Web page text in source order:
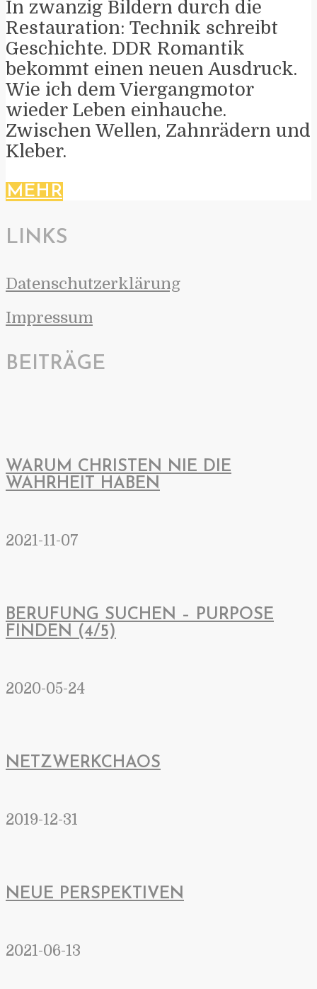
In zwanzig Bildern durch die
Restauration: Technik schreibt
Geschichte. DDR Romantik
bekommt einen neuen Ausdruck.
Wie ich dem Viergangmotor
wieder Leben einhauche.
Zwischen Wellen, Zahnrädern und
Kleber.
MEHR
LINKS
Datenschutzerklärung
Impressum
BEITRÄGE
WARUM CHRISTEN NIE DIE
WAHRHEIT HABEN
2021-11-07
BERUFUNG SUCHEN – PURPOSE
FINDEN (4/5)
2020-05-24
NETZWERKCHAOS
2019-12-31
NEUE PERSPEKTIVEN
2021-06-13